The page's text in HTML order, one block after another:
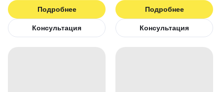
Подробнее
Консультация
Подробнее
Консультация